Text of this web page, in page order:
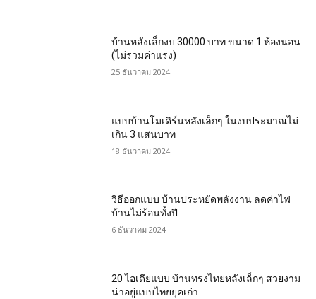
บ้านหลังเล็กงบ 30000 บาท ขนาด 1 ห้องนอน
(ไม่รวมค่าแรง)
25 ธันวาคม 2024
แบบบ้านโมเดิร์นหลังเล็กๆ ในงบประมาณไม่
เกิน 3 แสนบาท
18 ธันวาคม 2024
วิธีออกแบบ บ้านประหยัดพลังงาน ลดค่าไฟ
บ้านไม่ร้อนทั้งปี
6 ธันวาคม 2024
20 ไอเดียแบบ บ้านทรงไทยหลังเล็กๆ สวยงาม
น่าอยู่แบบไทยยุคเก่า